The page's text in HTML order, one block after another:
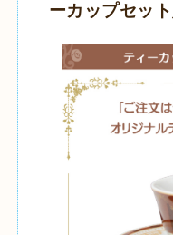
ーカップセッ